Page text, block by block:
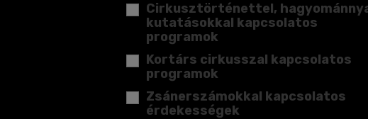
Cirkusztörténettel,
kutatásokkal kapcsolatos
programok
Kortárs cirkusszal kapcsolatos
programok
Zsánerszámokkal kapcsolatos
érdekességek